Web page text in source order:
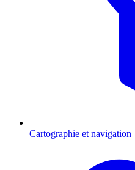
Cartographie et navigation